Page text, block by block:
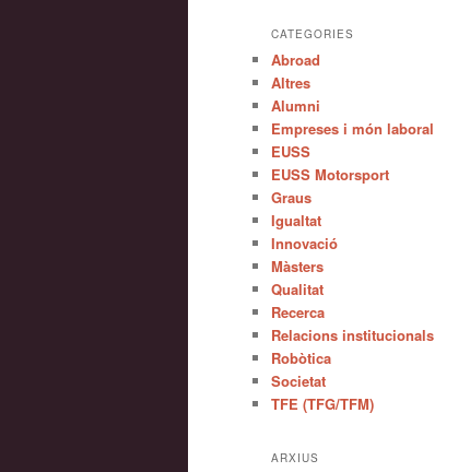
CATEGORIES
Abroad
Altres
Alumni
Empreses i món laboral
EUSS
EUSS Motorsport
Graus
Igualtat
Innovació
Màsters
Qualitat
Recerca
Relacions institucionals
Robòtica
Societat
TFE (TFG/TFM)
ARXIUS